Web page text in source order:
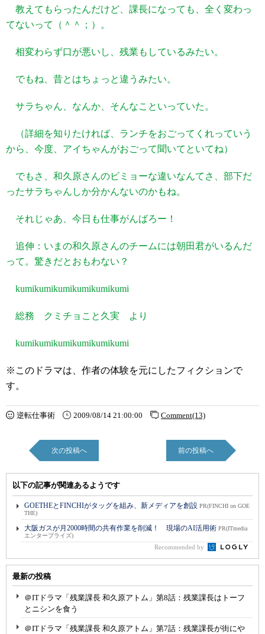
教えてもらったんだけど、課長になっても、全く変わっ
てないって（＾＾；）。
相変わらず口が悪いし、残業もしているみたい。
でもね、昔とはちょっと違うみたい。
サラちゃん、なんか、そんなこといっていた。
（詳細を知りたければ、ランチをおごってくれっていう
から、今度、アイちゃんがおごって聞いてといてね）
でもさ、和久原さんのビミョーな違いなんてさ、部下だ
ったサラちゃんしか分かんないのかもね。
それじゃあ、今日も仕事がんばろー！
追伸：いまの和久原さんのチームには朝田君がいるんだ
って。驚きだとおもわない？
kumikumikumikumikumikumi
総務 クミチョこと久実 より
kumikumikumikumikumikumi
※このドラマは、作者の体験を元にしたフィクションで
す。
逆転仕事術 2009/08/14 21:00:00 Comment(13)
次の投稿へ 前の投稿へ
以下の記事が関連あるようです
GOETHEとFINCHIがタッグを組み、新メディアを創設 PR(FINCHI on GOE
THE)
大阪ガスが月2000時間の共有作業を削減！ 現場のAI活用術 PR(ITmedia
エンタープライズ)
Recommended by
最新の投稿
＠ITドラマ「残業課長 和久原アトム」第8話：残業課長はトーフ
とニシンを食う
＠ITドラマ「残業課長 和久原アトム」第7話：残業課長が街にや